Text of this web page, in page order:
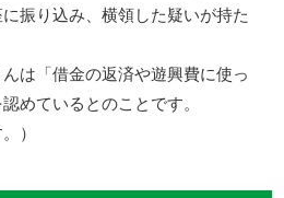
振り込み、横領した疑いが持た
は「借金の返済や遊興費に使っ
めているとのことです。
）